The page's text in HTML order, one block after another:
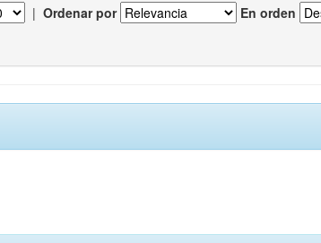
| Ordenar por En orden